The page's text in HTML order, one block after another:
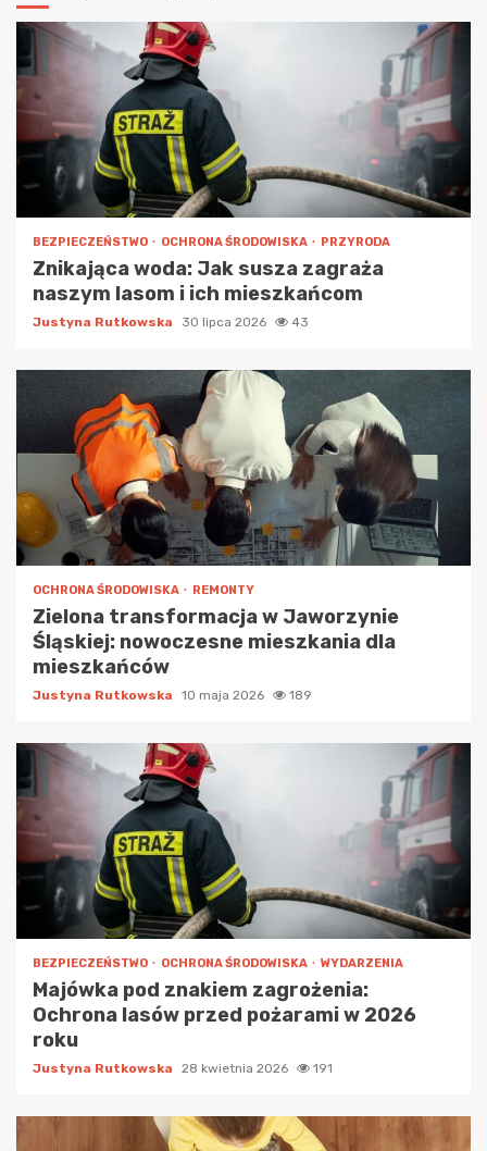
BEZPIECZEŃSTWO OCHRONA ŚRODOWISKA PRZYRODA
Znikająca woda: Jak susza zagraża
naszym lasom i ich mieszkańcom
Justyna Rutkowska 30 lipca 2026 43
OCHRONA ŚRODOWISKA REMONTY
Zielona transformacja w Jaworzynie
Śląskiej: nowoczesne mieszkania dla
mieszkańców
Justyna Rutkowska 10 maja 2026 189
BEZPIECZEŃSTWO OCHRONA ŚRODOWISKA WYDARZENIA
Majówka pod znakiem zagrożenia:
Ochrona lasów przed pożarami w 2026
roku
Justyna Rutkowska 28 kwietnia 2026 191